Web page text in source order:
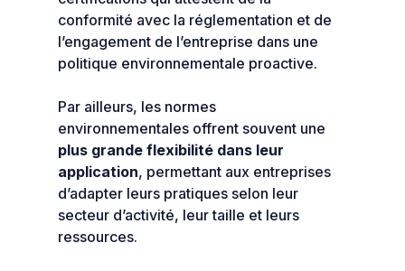
conformité avec la réglementation et de
l’engagement de l’entreprise dans une
politique environnementale proactive.
Par ailleurs, les normes
environnementales offrent souvent une
plus grande flexibilité dans leur
application, permettant aux entreprises
d’adapter leurs pratiques selon leur
secteur d’activité, leur taille et leurs
ressources.